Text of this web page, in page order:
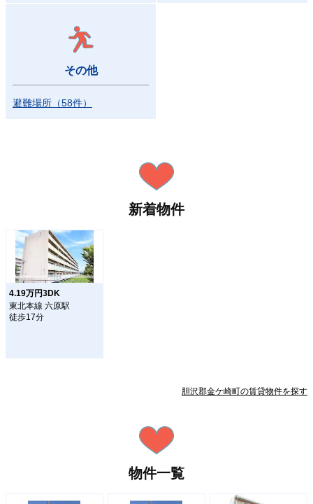
その他
避難場所 （58件）
新着物件
4.19万円3DK
東北本線 六原駅
徒歩17分
胆沢郡金ケ崎町の賃貸物件を探す
物件一覧